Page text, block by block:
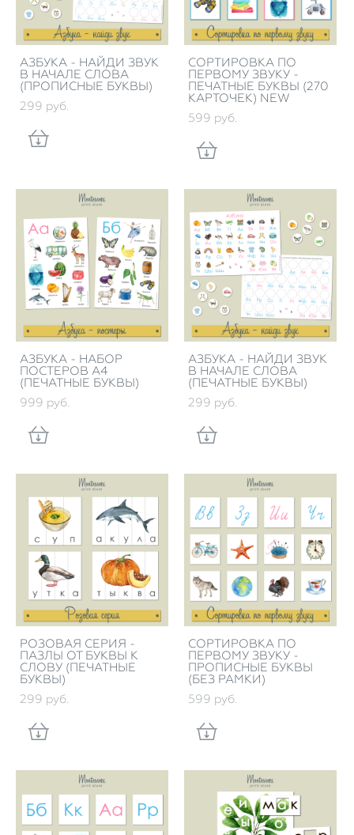
АЗБУКА - НАЙДИ ЗВУК
В НАЧАЛЕ СЛОВА
(ПРОПИСНЫЕ БУКВЫ)
299 pуб.
СОРТИРОВКА ПО
ПЕРВОМУ ЗВУКУ -
ПЕЧАТНЫЕ БУКВЫ (270
КАРТОЧЕК) NEW
599 pуб.
АЗБУКА - НАБОР
ПОСТЕРОВ А4
(ПЕЧАТНЫЕ БУКВЫ)
999 pуб.
АЗБУКА - НАЙДИ ЗВУК
В НАЧАЛЕ СЛОВА
(ПЕЧАТНЫЕ БУКВЫ)
299 pуб.
РОЗОВАЯ СЕРИЯ -
ПАЗЛЫ ОТ БУКВЫ К
СЛОВУ (ПЕЧАТНЫЕ
БУКВЫ)
299 pуб.
СОРТИРОВКА ПО
ПЕРВОМУ ЗВУКУ -
ПРОПИСНЫЕ БУКВЫ
(БЕЗ РАМКИ)
599 pуб.